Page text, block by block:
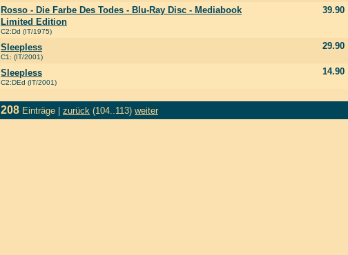
Rosso - Die Farbe Des Todes - Blu-Ray Disc - Mediabook
Limited Edition
C2:Dd (IT/1975)
39.90
Sleepless
C1: (IT/2001)
29.90
Sleepless
C2:DEd (IT/2001)
14.90
208 Einträge | zurück (104..113) weiter